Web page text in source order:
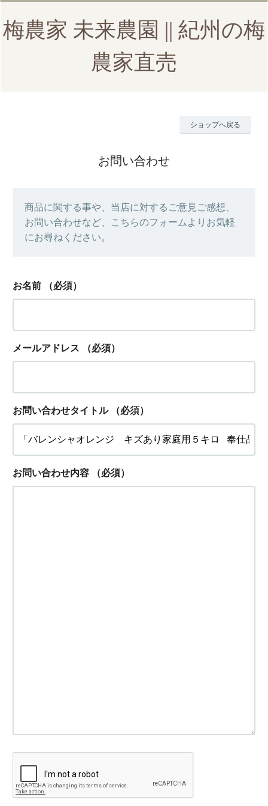
梅農家 未来農園 || 紀州の梅
農家直売
ショップへ戻る
お問い合わせ
商品に関する事や、当店に対するご意見ご感想、
お問い合わせなど、こちらのフォームよりお気軽
にお尋ねください。
お名前 （必須）
メールアドレス （必須）
お問い合わせタイトル （必須）
お問い合わせ内容 （必須）